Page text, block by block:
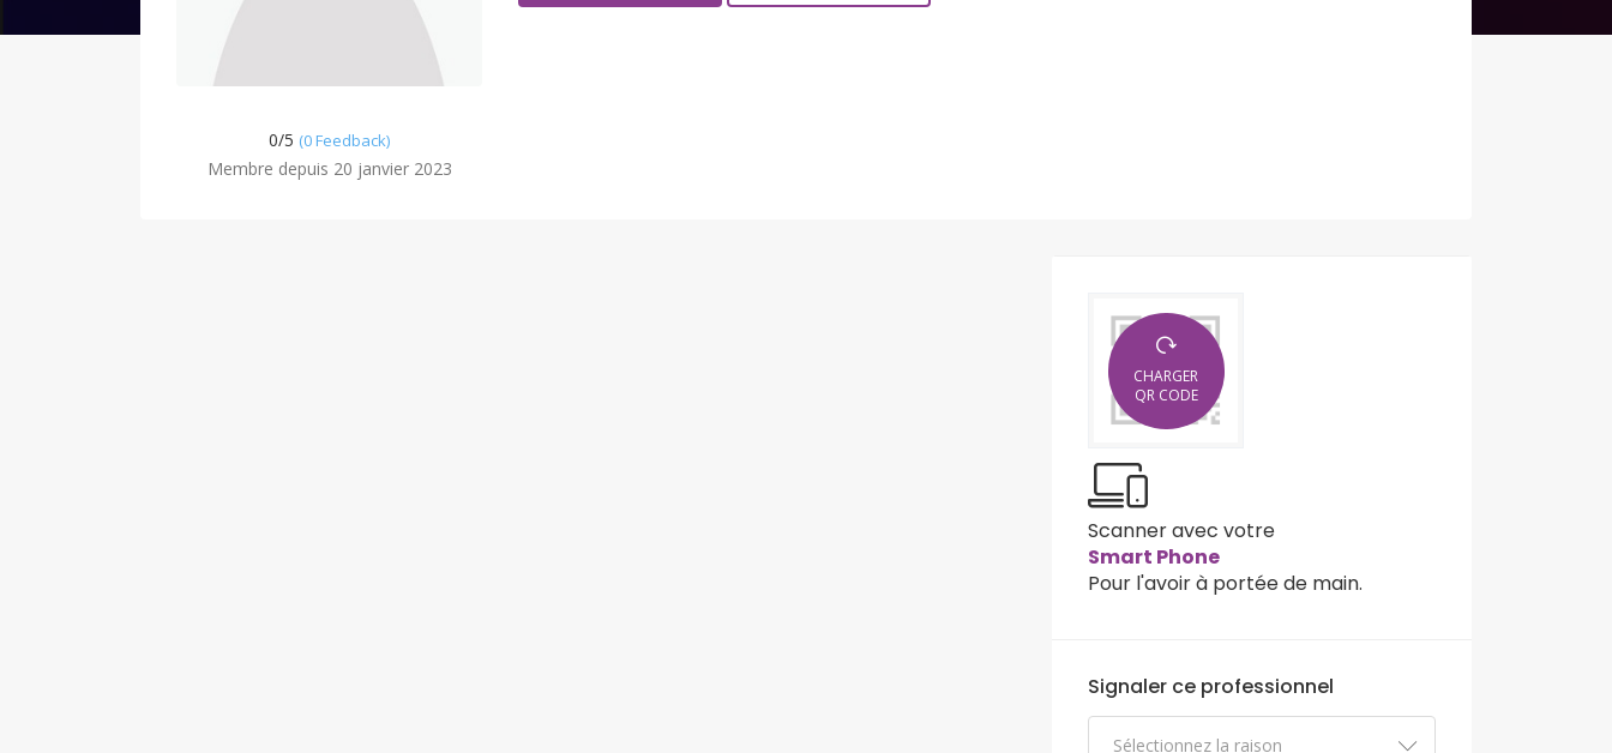
0/5 (0 Feedback)
Membre depuis 20 janvier 2023
CHARGER
QR CODE
Scanner avec votre
Smart Phone
Pour l'avoir à portée de main.
Signaler ce professionnel